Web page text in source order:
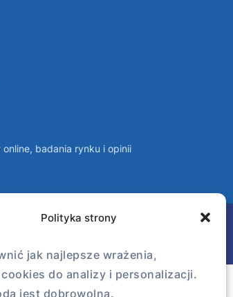
Polityka strony
jak najlepsze wrażenia,
do analizy i personalizacji.
jest dobrowolna.
badania rynku i opinii